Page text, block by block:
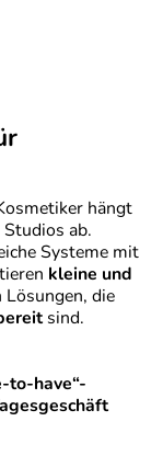
hängt
ab.
Systeme mit
kleine und
die
sind.
to-have“-